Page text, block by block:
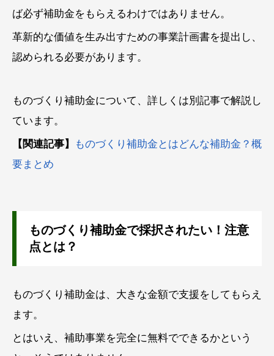
ば必ず補助金をもらえるわけではありません。
革新的な価値を生み出すための事業計画書を提出し、
認められる必要があります。
ものづくり補助金について、詳しくは別記事で解説し
ています。
【関連記事】
ものづくり補助金とはどんな補助金？概
要まとめ
ものづくり補助金で採択されたい！注意
点とは？
ものづくり補助金は、大きな金額で支援をしてもらえ
ます。
とはいえ、補助事業を完全に無料でできるかという